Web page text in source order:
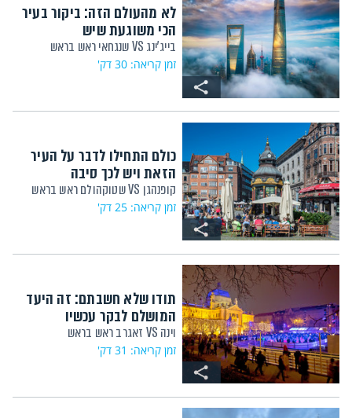
לא מהעולם הזה: ביקור בעיר
הכי משוגעת שיש
בייג'ינג VS שנגחאי ראש בראש
זמן קריאה: 30 דק'
כולם התחילו לדבר על העיר
הזאת ויש לכך סיבה
קופנהגן VS שטוקהולם ראש בראש
זמן קריאה: 25 דק'
תודו שלא חשבתם: זה היעד
המושלם לבקר עכשיו
וינה VS זאגרב ראש בראש
זמן קריאה: 31 דק'